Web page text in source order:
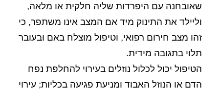
שאובחנה עם היפרדות שליה חלקית או מלאה,
וליילד את התינוק מיד אם המצב אינו משתפר, כי
זהו מצב חירום רפואי, וטיפול מוצלח באם ובעובר
תלוי בתגובה מידית.
הטיפול יכול לכלול נוזלים בעירוי להחלפת נפח
הדם או הנוזל האבוד ומניעת פגיעה בכליות; עירוי